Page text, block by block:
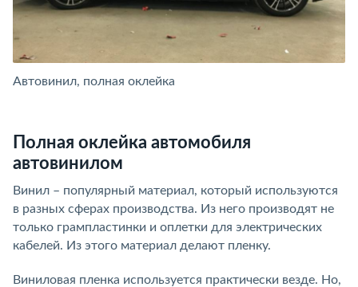
Автовинил, полная оклейка
Полная оклейка автомобиля
автовинилом
Винил – популярный материал, который используются
в разных сферах производства. Из него производят не
только грампластинки и оплетки для электрических
кабелей. Из этого материал делают пленку.
Виниловая пленка используется практически везде. Но,